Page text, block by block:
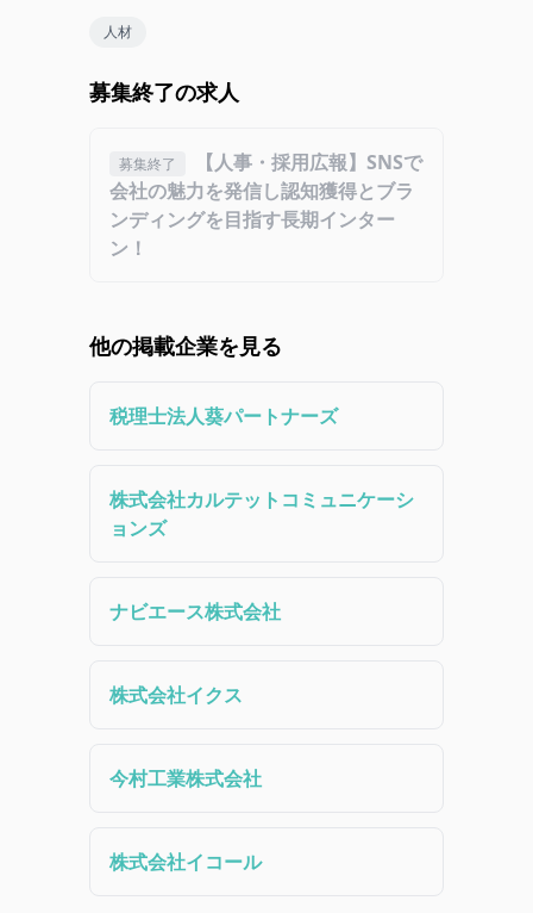
人材
募集終了の求人
募集終了
【人事・採用広報】SNSで
会社の魅力を発信し認知獲得とブラ
ンディングを目指す長期インター
ン！
他の掲載企業を見る
税理士法人葵パートナーズ
株式会社カルテットコミュニケーシ
ョンズ
ナビエース株式会社
株式会社イクス
今村工業株式会社
株式会社イコール